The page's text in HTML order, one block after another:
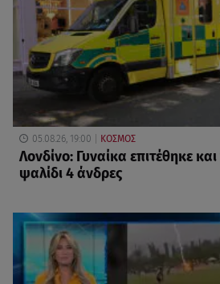
05.08.26, 19:00 ΚΟΣΜΟΣ
Λονδίνο: Γυναίκα επιτέθηκε
ψαλίδι 4 άνδρες